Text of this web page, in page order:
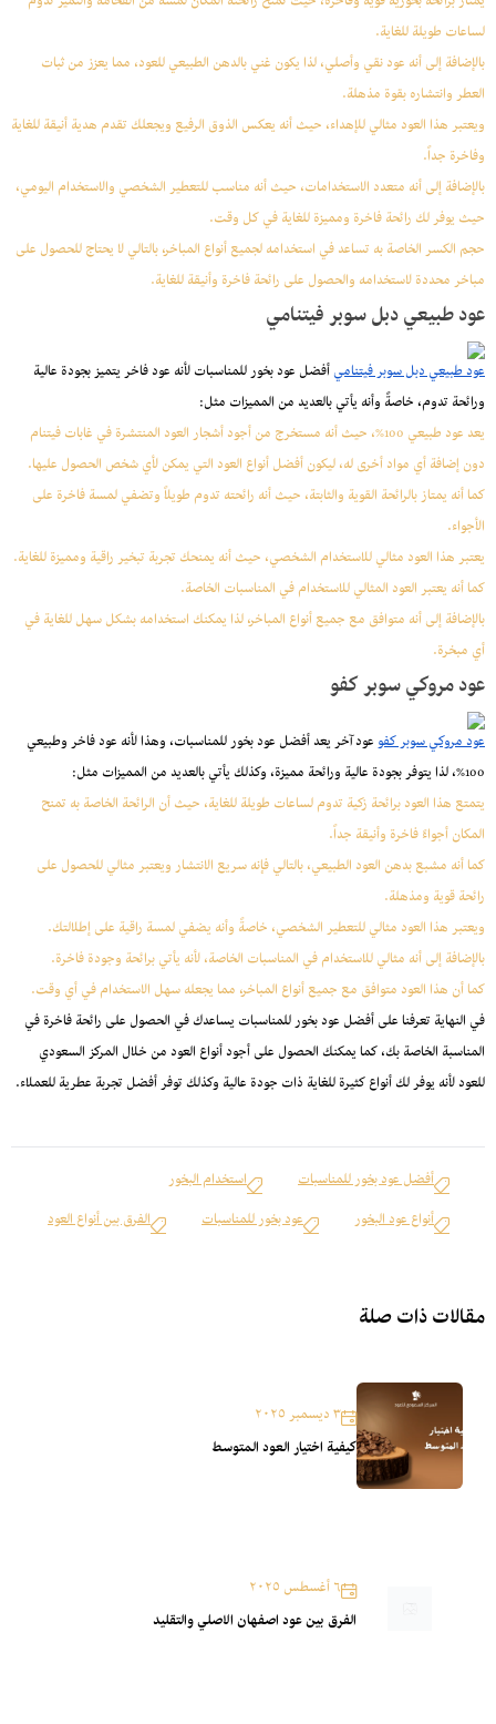
لساعات طويلة للغاية.
بالإضافة إلى أنه عود نقي وأصلي، لذا يكون غني بالدهن الطبيعي للعود، مما يعزز من ثبات
العطر وانتشاره بقوة مذهلة.
ويعتبر هذا العود مثالي للإهداء، حيث أنه يعكس الذوق الرفيع ويجعلك تقدم هدية أنيقة للغاية
وفاخرة جداً.
بالإضافة إلى أنه متعدد الاستخدامات، حيث أنه مناسب للتعطير الشخصي والاستخدام اليومي،
حيث يوفر لك رائحة فاخرة ومميزة للغاية في كل وقت.
حجم الكسر الخاصة به تساعد في استخدامه لجميع أنواع المباخر، بالتالي لا يحتاج للحصول على
مباخر محددة لاستخدامه والحصول على رائحة فاخرة وأنيقة للغاية.
عود طبيعي دبل سوبر فيتنامي
عود طبيعي دبل سوبر فيتناميأفضل عود بخور للمناسبات لأنه عود فاخر يتميز بجودة عالية
ورائحة تدوم، خاصةً وأنه يأتي بالعديد من المميزات مثل:
يعد عود طبيعي 100%، حيث أنه مستخرج من أجود أشجار العود المنتشرة في غابات فيتنام
دون إضافة أي مواد أخرى له، ليكون أفضل أنواع العود التي يمكن لأي شخص الحصول عليها.
كما أنه يمتاز بالرائحة القوية والثابتة، حيث أنه رائحته تدوم طويلاً وتضفي لمسة فاخرة على
الأجواء.
يعتبر هذا العود مثالي للاستخدام الشخصي، حيث أنه يمنحك تجربة تبخير راقية ومميزة للغاية.
كما أنه يعتبر العود المثالي للاستخدام في المناسبات الخاصة.
بالإضافة إلى أنه متوافق مع جميع أنواع المباخر، لذا يمكنك استخدامه بشكل سهل للغاية في
أي مبخرة.
عود مروكي سوبر كفو
عود مروكي سوبر كفوعود آخر يعد أفضل عود بخور للمناسبات، وهذا لأنه عود فاخر وطبيعي
100%، لذا يتوفر بجودة عالية ورائحة مميزة، وكذلك يأتي بالعديد من المميزات مثل:
يتمتع هذا العود برائحة زكية تدوم لساعات طويلة للغاية، حيث أن الرائحة الخاصة به تمنح
المكان أجواءً فاخرة وأنيقة جداً.
كما أنه مشبع بدهن العود الطبيعي، بالتالي فإنه سريع الانتشار ويعتبر مثالي للحصول على
رائحة قوية ومذهلة.
ويعتبر هذا العود مثالي للتعطير الشخصي، خاصةً وأنه يضفي لمسة راقية على إطلالتك.
بالإضافة إلى أنه مثالي للاستخدام في المناسبات الخاصة، لأنه يأتي برائحة وجودة فاخرة.
كما أن هذا العود متوافق مع جميع أنواع المباخر، مما يجعله سهل الاستخدام في أي وقت.
في النهاية تعرفنا على أفضل عود بخور للمناسبات يساعدك في الحصول على رائحة فاخرة في
المناسبة الخاصة بك، كما يمكنك الحصول على أجود أنواع العود من خلال المركز السعودي
للعود لأنه يوفر لك أنواع كثيرة للغاية ذات جودة عالية وكذلك توفر أفضل تجربة عطرية للعملاء.
أفضل عود بخور للمناسبات
استخدام البخور
أنواع عود البخور
عود بخور للمناسبات الفرق بين أنواع العود
مقالات ذات صلة
٣ ديسمبر ٢٠٢٥
كيفية اختيار العود المتوسط
٦ أغسطس ٢٠٢٥
الفرق بين عود اصفهان الاصلي والتقليد